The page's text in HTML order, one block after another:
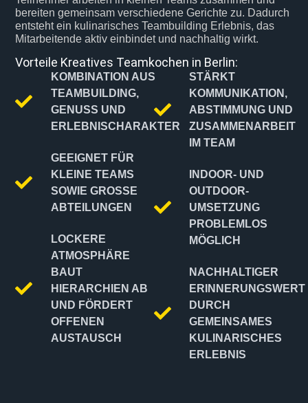
bereiten gemeinsam verschiedene Gerichte zu. Dadurch
entsteht ein kulinarisches Teambuilding Erlebnis, das
Mitarbeitende aktiv einbindet und nachhaltig wirkt.
Vorteile Kreatives Teamkochen in Berlin:
KOMBINATION AUS
TEAMBUILDING,
GENUSS UND
ERLEBNISCHARAKTER
GEEIGNET FÜR
KLEINE TEAMS
SOWIE GROSSE A
BTEILUNGEN
LOCKERE
ATMOSPHÄRE
BAUT
HIERARCHIEN AB
UND FÖRDERT
OFFENEN
AUSTAUSCH
STÄRKT
KOMMUNIKATION,
ABSTIMMUNG UND
ZUSAMMENARBEIT
IM TEAM
INDOOR- UND
OUTDOOR-
UMSETZUNG
PROBLEMLOS
MÖGLICH
NACHHALTIGER
ERINNERUNGSWERT
DURCH
GEMEINSAMES
KULINARISCHES
ERLEBNIS